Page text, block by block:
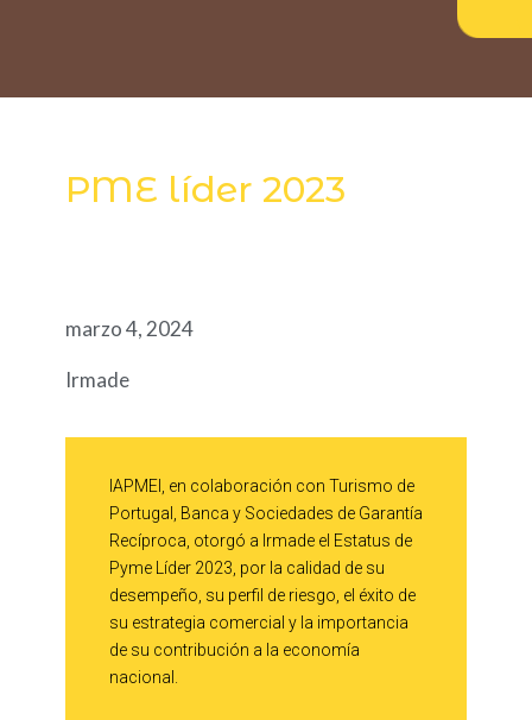
PME líder 2023
marzo 4, 2024
Irmade
IAPMEI, en colaboración con Turismo de
Portugal, Banca y Sociedades de Garantía
Recíproca, otorgó a Irmade el Estatus de
Pyme Líder 2023, por la calidad de su
desempeño, su perfil de riesgo, el éxito de
su estrategia comercial y la importancia
de su contribución a la economía
nacional.